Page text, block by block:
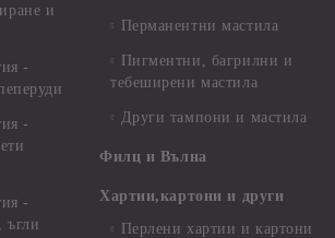
и
-
-
-
ъгли
Перманентни мастила
Пигментни, багрилни и
тебеширени мастила
Други тампони и мастила
Филц и Вълна
Хартии,картони и други
Перлени хартии и картони